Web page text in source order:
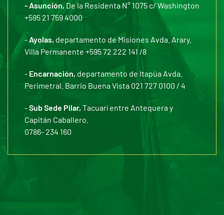
- Asunción,De la Residenta N° 1075 c/ Washington
+595 21 759 4000
-Ayolas, departamento de Misiones Avda. Arary.
Villa Permanente +595 72 222 141 /8
- Encarnación, departamento de Itapúa Avda.
Perimetral. Barrio Buena Vista 021 727 0100 / 4
-Sub Sede Pilar, Tacuarí entre Antequera y
Capitán Caballero.
0786- 234 160